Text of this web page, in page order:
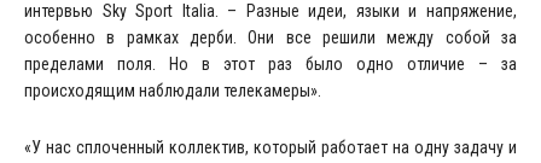
интервью Sky Sport Italia. – Разные идеи, языки и напряжение,
особенно в рамках дерби. Они все решили между собой за
пределами поля. Но в этот раз было одно отличие – за
происходящим наблюдали телекамеры».
«У нас сплоченный коллектив, который работает на одну задачу и